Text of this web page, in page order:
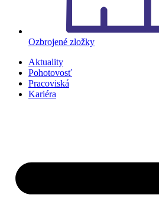
Ozbrojené zložky
Aktuality
Pohotovosť
Pracoviská
Kariéra